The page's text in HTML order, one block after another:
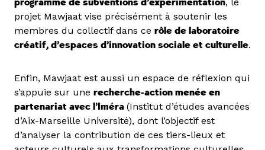
programme de subventions d’expérimentation
projet Mawjaat vise précisément à soutenir les
membres du collectif dans ce rôle de laboratoire
créatif, d’espaces d’innovation sociale et culturelle.
Enfin, Mawjaat est aussi un espace de réflexion qui
s’appuie sur une recherche-action menée en
partenariat avec l’Iméra (Institut d’études avancées
d’Aix-Marseille Université), dont l’objectif est
d’analyser la contribution de ces tiers-lieux et